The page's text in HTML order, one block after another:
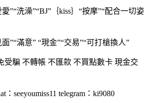
”“洗澡”“BJ”｛kiss｝“按摩”“配合一切姿
”“滿意” “現金”“交易”“可打槍換人”
受騙 不轉帳 不匯款 不買點數卡 現金交
：seeyoumiss11 telegram：ki9080